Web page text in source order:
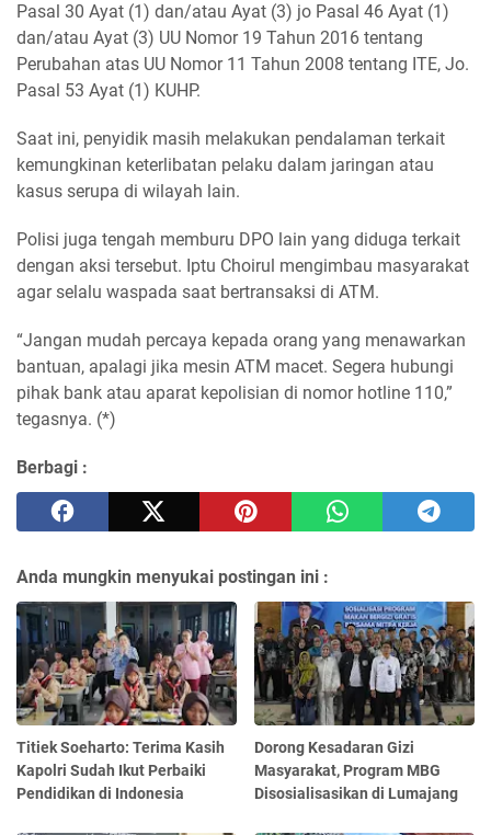
Pasal 30 Ayat (1) dan/atau Ayat (3) jo Pasal 46 Ayat (1)
dan/atau Ayat (3) UU Nomor 19 Tahun 2016 tentang
Perubahan atas UU Nomor 11 Tahun 2008 tentang ITE, Jo.
Pasal 53 Ayat (1) KUHP.
Saat ini, penyidik masih melakukan pendalaman terkait
kemungkinan keterlibatan pelaku dalam jaringan atau
kasus serupa di wilayah lain.
Polisi juga tengah memburu DPO lain yang diduga terkait
dengan aksi tersebut. Iptu Choirul mengimbau masyarakat
agar selalu waspada saat bertransaksi di ATM.
“Jangan mudah percaya kepada orang yang menawarkan
bantuan, apalagi jika mesin ATM macet. Segera hubungi
pihak bank atau aparat kepolisian di nomor hotline 110,”
tegasnya. (*)
Berbagi :
Anda mungkin menyukai postingan ini :
Titiek Soeharto: Terima Kasih
Kapolri Sudah Ikut Perbaiki
Pendidikan di Indonesia
Dorong Kesadaran Gizi
Masyarakat, Program MBG
Disosialisasikan di Lumajang